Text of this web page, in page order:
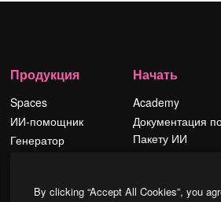
Продукция
Spaces
ИИ-помощник
Генератор
Начать
Academy
Документация
Пакету ИИ
Условия и
By clicking “Accept All Cookies”, you